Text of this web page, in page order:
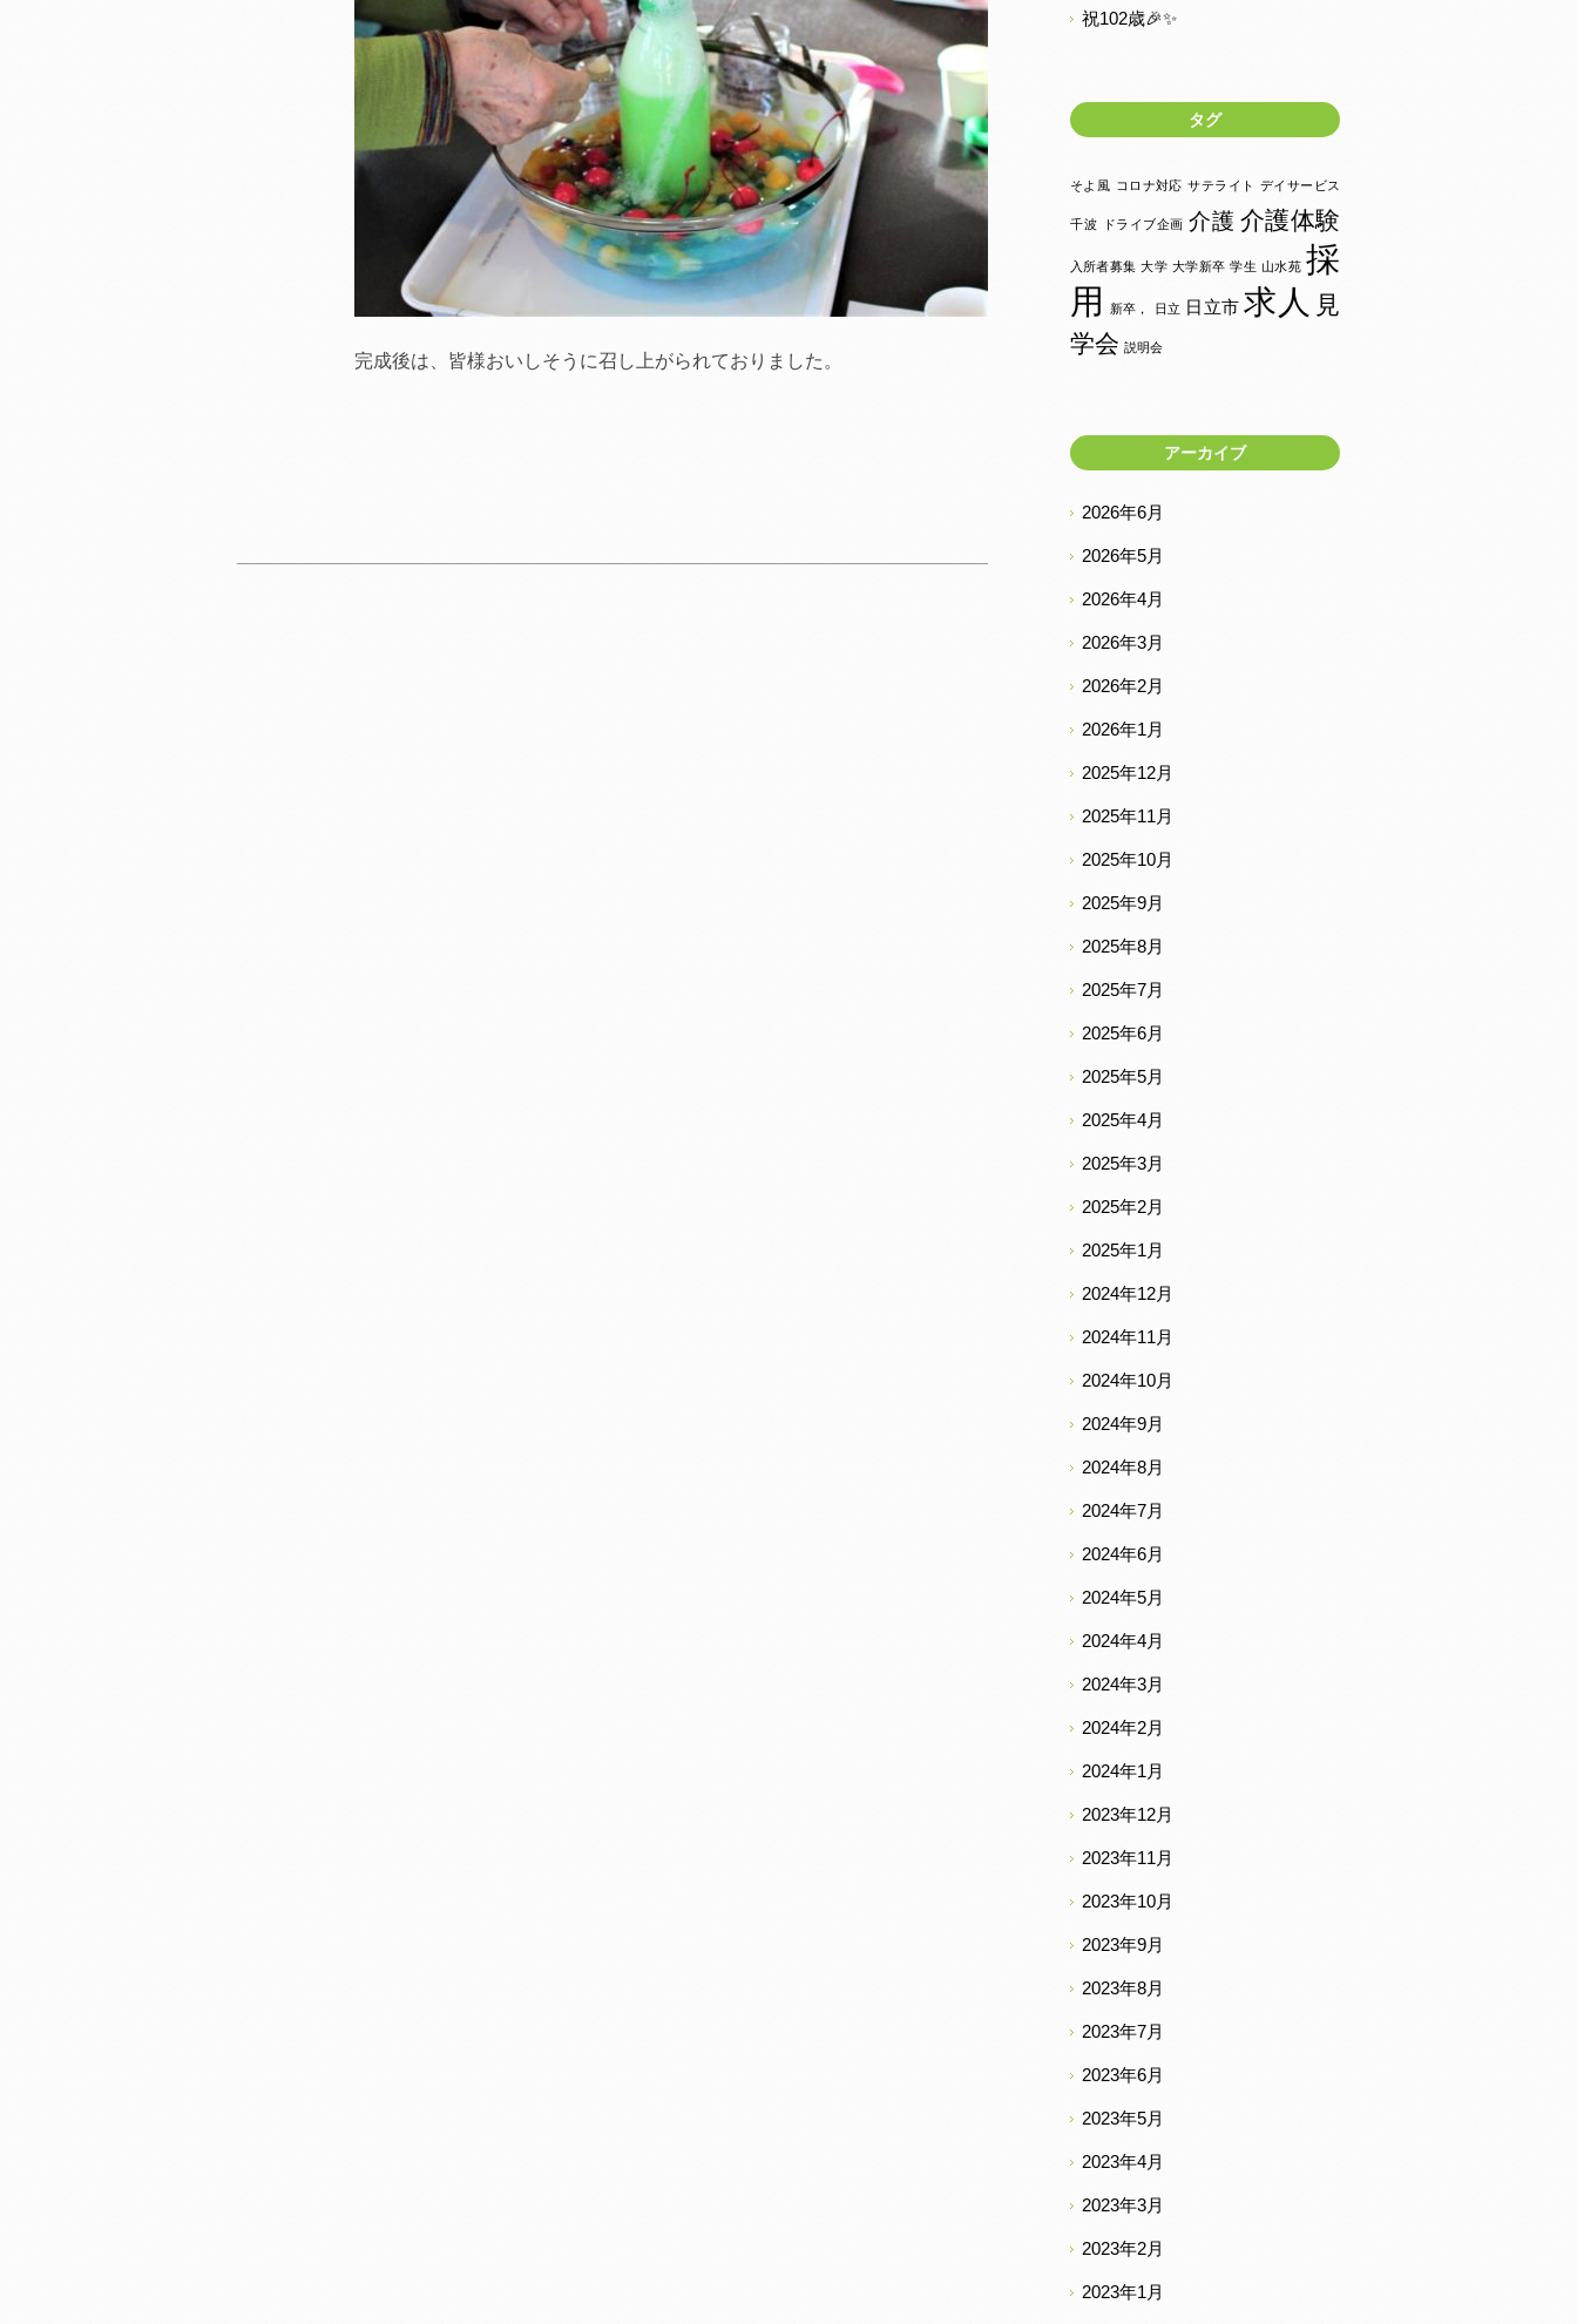
完成後は、皆様おいしそうに召し上がられておりました。
祝102歳🎉✨
タグ
そよ風 コロナ対応 サテライト デイサービス
千波 ドライブ企画 介護 介護体験
入所者募集 大学 大学新卒 学生 山水苑 採
用
新卒， 日立 日立市 求人 見
学会 説明会
アーカイブ
2026年6月
2026年5月
2026年4月
2026年3月
2026年2月
2026年1月
2025年12月
2025年11月
2025年10月
2025年9月
2025年8月
2025年7月
2025年6月
2025年5月
2025年4月
2025年3月
2025年2月
2025年1月
2024年12月
2024年11月
2024年10月
2024年9月
2024年8月
2024年7月
2024年6月
2024年5月
2024年4月
2024年3月
2024年2月
2024年1月
2023年12月
2023年11月
2023年10月
2023年9月
2023年8月
2023年7月
2023年6月
2023年5月
2023年4月
2023年3月
2023年2月
2023年1月